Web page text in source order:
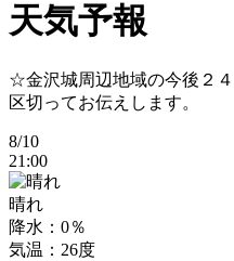
天気予報
☆金沢城周辺地域の今後２
区切ってお伝えします。
8/10
21:00
晴れ
降水：0％
気温：26度